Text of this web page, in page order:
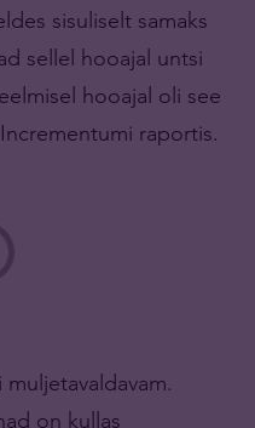
sisuliselt samaks
sellel hooajal untsi
hooajal oli see
raportis.
on kullas